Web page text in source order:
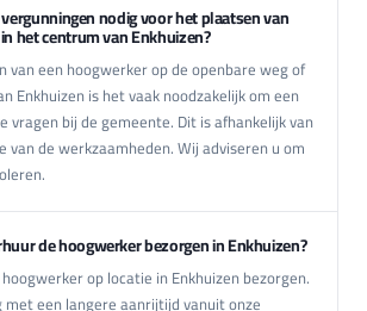
nodig voor het plaatsen van
het centrum van Enkhuizen?
van een hoogwerker op de openbare weg of
Enkhuizen is het vaak noodzakelijk om een
vragen bij de gemeente. Dit is afhankelijk van
van de werkzaamheden. Wij adviseren u om
de hoogwerker bezorgen in Enkhuizen?
op locatie in Enkhuizen bezorgen.
met een langere aanrijtijd vanuit onze